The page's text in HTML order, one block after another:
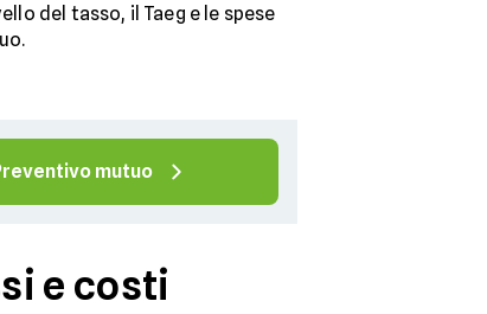
del tasso, il Taeg e le spese
mutuo
e costi